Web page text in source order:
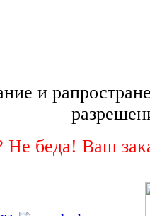
и
беда! Ваш